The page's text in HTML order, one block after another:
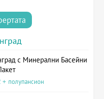
с Минерални Басейни
полупансион